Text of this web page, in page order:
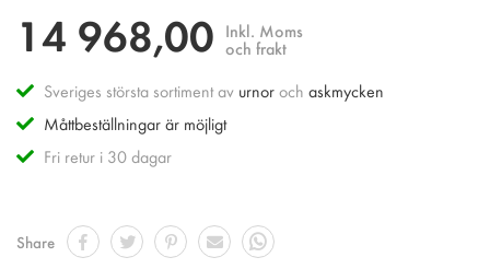
av
bildgalleriet
14 968,00 Inkl. Moms
och frakt
Sveriges största sortiment av urnoroch askmycken
Måttbeställningar är möjligt
Fri retur i 30 dagar
Share